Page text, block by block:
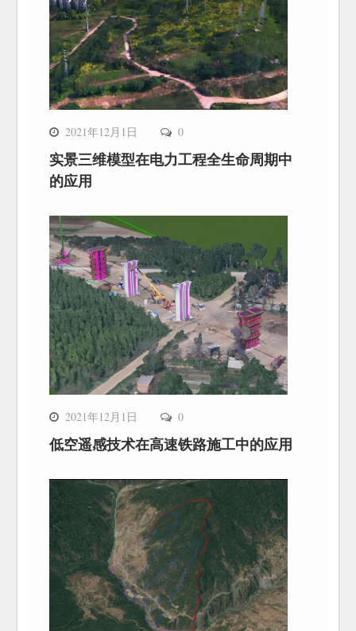
2021年12月1日 0
实景三维模型在电力工程全生命周期中
的应用
2021年12月1日 0
低空遥感技术在高速铁路施工中的应用